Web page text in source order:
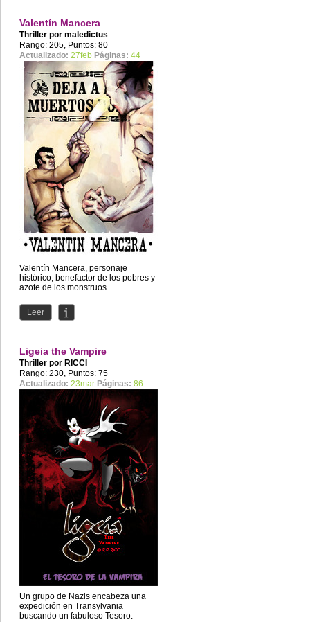
Valentín Mancera
Thriller por maledictus
Rango: 205, Puntos: 80
Actualizado: 27feb Páginas: 44
Valentín Mancera, personaje
histórico, benefactor de los pobres y
azote de los monstruos.
Conoce más sobre Valentín
Mancera...
Leer
Ligeia the Vampire
Thriller por RICCI
Rango: 230, Puntos: 75
Actualizado: 23mar Páginas: 86
Un grupo de Nazis encabeza una
expedición en Transylvania
buscando un fabuloso Tesoro.